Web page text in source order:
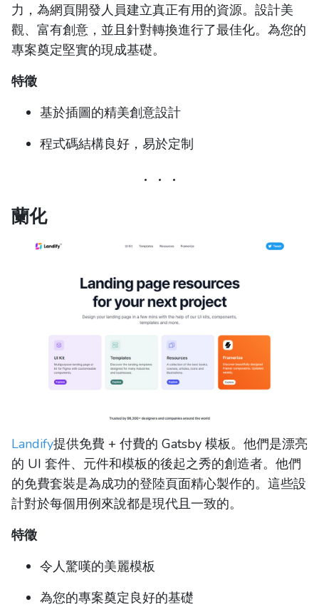
力，為網頁開發人員建立真正有用的資源。設計美
觀、富有創意，並且針對轉換進行了最佳化。為您的
專案奠定堅實的現成基礎。
特徵
基於插圖的精美創意設計
程式碼結構良好，易於定制
蘭化
Landify提供免費 + 付費的 Gatsby 模板。他們是漂亮
的 UI 套件、元件和模板的後起之秀的創造者。他們
的免費套裝是為成功的登陸頁面精心製作的。這些設
計對於每個用例來說都是現代且一致的。
特徵
令人驚嘆的美麗模板
為您的專案奠定良好的基礎